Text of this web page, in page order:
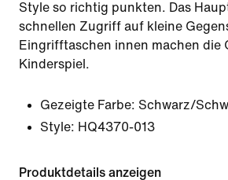
Style so richtig punkten. Das
schnellen Zugriff auf kleine
Eingrifftaschen innen machen die
Kinderspiel.
Gezeigte Farbe: Schwarz/
Style: HQ4370-013
Produktdetails anzeigen